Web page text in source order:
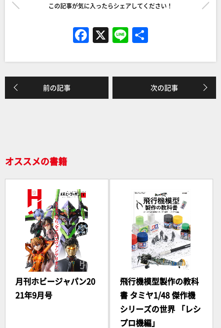
この記事が気に入ったらシェアしてください！
F
c
e
b
X Li
e
前の記事 次の記事
オススメの書籍
月刊ホビージャパン20
21年9月号
飛行機模型製作の教科
書 タミヤ1/48 傑作機
シリーズの世界 「レシ
プロ機編」